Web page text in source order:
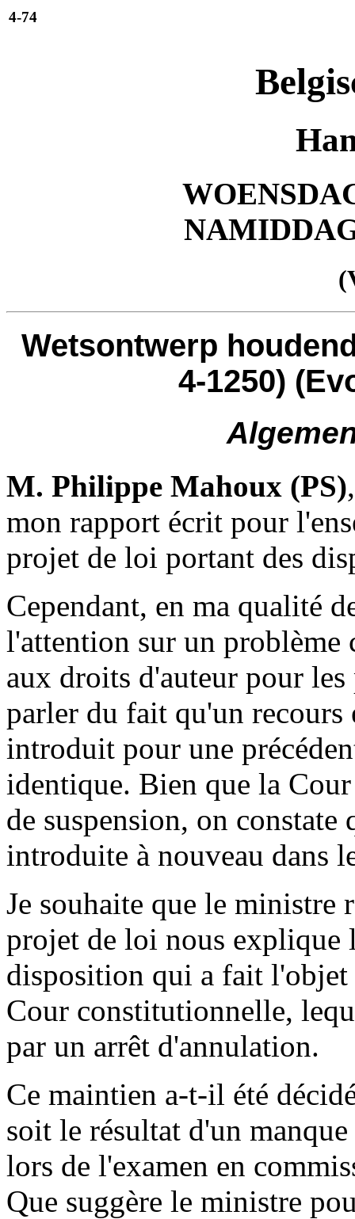
4-74
Wetsontwerp
4-1250)
M. Philippe Mahoux (PS)
mon rapport écrit pour
projet de loi portant des
Cependant, en ma qualité
l'attention sur un
aux droits d'auteur pour
parler du fait qu'un recours
introduit pour une
identique. Bien que la
de suspension, on
introduite à nouveau dans
Je souhaite que le ministre
projet de loi nous explique
disposition qui a fait l'objet
Cour constitutionnelle,
par un arrêt d'annulation.
Ce maintien a-t-il été
soit le résultat d'un
lors de l'examen en
Que suggère le ministre